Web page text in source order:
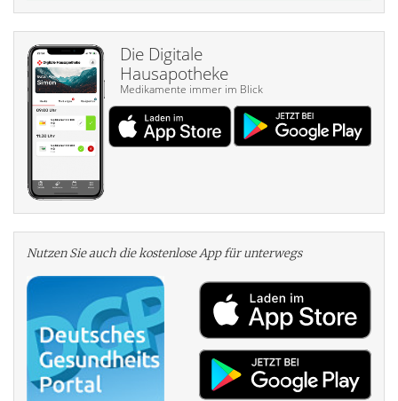
Die Digitale
Hausapotheke
Medikamente immer im Blick
Nutzen Sie auch die kosten­lose App für unterwegs